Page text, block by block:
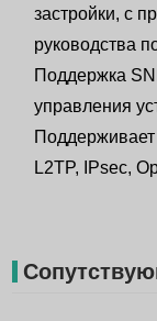
застройки, с
руководства
Поддержка
управления
L2TP, IPsec,